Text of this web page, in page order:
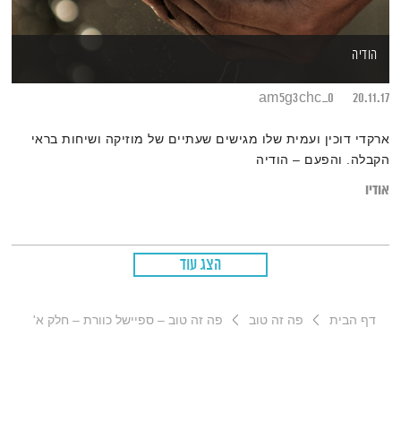
הודיה
20.11.17
0_am5g3chc
ארקדי דוכין ועמית שלו מגישים שעתיים של מוזיקה ושיחות בראי
הקבלה. והפעם – הודיה
אודיו
הצג עוד
דף הבית פה זה טוב פה זה טוב – ספיישל כוורת – חלק א'